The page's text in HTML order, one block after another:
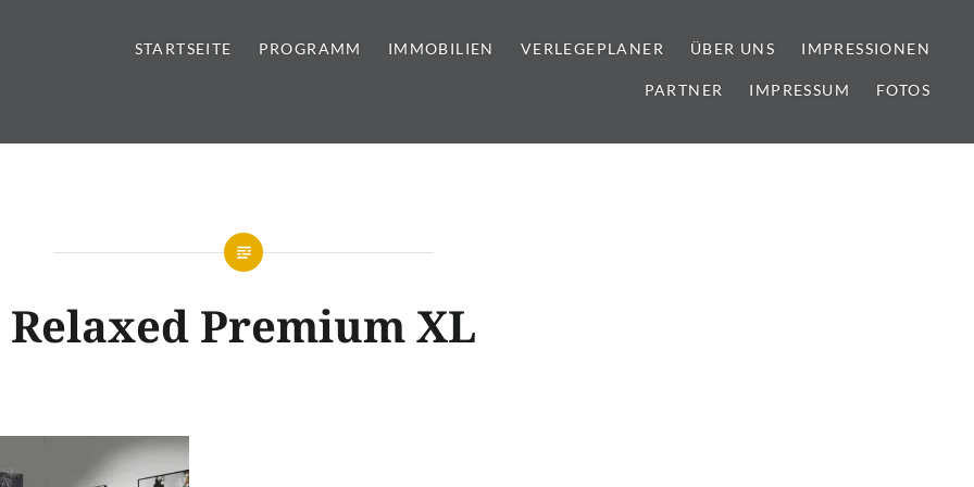
| Sanitär | Immobilien
STARTSEITE PROGRAMM IMMOBILIEN VERLEGEPLANER ÜBER UNS IMPRESSIONEN
PARTNER IMPRESSUM FOTOS
Relaxed Premium XL